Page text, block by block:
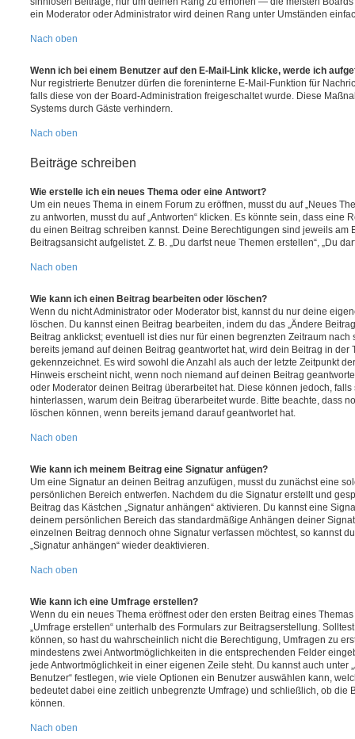
ein Moderator oder Administrator wird deinen Rang unter Umständen
Nach oben
Wenn ich bei einem Benutzer auf den E-Mail-Link klicke, werde ich
Nur registrierte Benutzer dürfen die foreninterne E-Mail-Funktion für
falls diese von der Board-Administration freigeschaltet wurde. Diese
Systems durch Gäste verhindern.
Nach oben
Beiträge schreiben
Wie erstelle ich ein neues Thema oder eine Antwort?
Um ein neues Thema in einem Forum zu eröffnen, musst du auf „Neues
zu antworten, musst du auf „Antworten“ klicken. Es könnte sein, dass eine
du einen Beitrag schreiben kannst. Deine Berechtigungen sind jeweils am
Beitragsansicht aufgelistet. Z. B. „Du darfst neue Themen erstellen“, „Du
Nach oben
Wie kann ich einen Beitrag bearbeiten oder löschen?
Wenn du nicht Administrator oder Moderator bist, kannst du nur deine
löschen. Du kannst einen Beitrag bearbeiten, indem du das „Ändere
Beitrag anklickst; eventuell ist dies nur für einen begrenzten Zeitraum
bereits jemand auf deinen Beitrag geantwortet hat, wird dein Beitrag in der
gekennzeichnet. Es wird sowohl die Anzahl als auch der letzte Zeitpunkt
Hinweis erscheint nicht, wenn noch niemand auf deinen Beitrag
oder Moderator deinen Beitrag überarbeitet hat. Diese können jedoch,
hinterlassen, warum dein Beitrag überarbeitet wurde. Bitte beachte, dass
löschen können, wenn bereits jemand darauf geantwortet hat.
Nach oben
Wie kann ich meinem Beitrag eine Signatur anfügen?
Um eine Signatur an deinen Beitrag anzufügen, musst du zunächst eine
persönlichen Bereich entwerfen. Nachdem du die Signatur erstellt und
Beitrag das Kästchen „Signatur anhängen“ aktivieren. Du kannst eine
deinem persönlichen Bereich das standardmäßige Anhängen deiner
einzelnen Beitrag dennoch ohne Signatur verfassen möchtest, so kannst
„Signatur anhängen“ wieder deaktivieren.
Nach oben
Wie kann ich eine Umfrage erstellen?
Wenn du ein neues Thema eröffnest oder den ersten Beitrag eines
„Umfrage erstellen“ unterhalb des Formulars zur Beitragserstellung.
können, so hast du wahrscheinlich nicht die Berechtigung, Umfragen zu
mindestens zwei Antwortmöglichkeiten in die entsprechenden Felder
jede Antwortmöglichkeit in einer eigenen Zeile steht. Du kannst auch unter
Benutzer“ festlegen, wie viele Optionen ein Benutzer auswählen kann,
bedeutet dabei eine zeitlich unbegrenzte Umfrage) und schließlich, ob die
können.
Nach oben